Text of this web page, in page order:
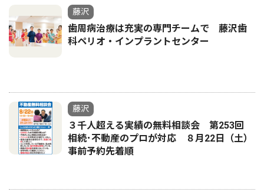
藤沢
歯周病治療は充実の専門チームで 藤沢歯
科ペリオ・インプラントセンター
藤沢
３千人超える実績の無料相談会 第253回
相続･不動産のプロが対応 ８月22日（土）
事前予約先着順